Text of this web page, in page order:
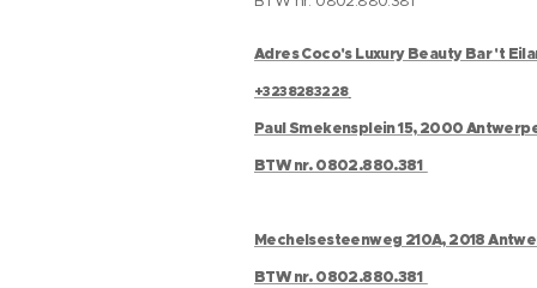
Adres Coco's Luxury Beauty Bar 't
+3238283228
Paul Smekensplein 15, 2000
BTW nr. 0802.880.381
Mechelsesteenweg 210A, 2018
BTW nr. 0802.880.381